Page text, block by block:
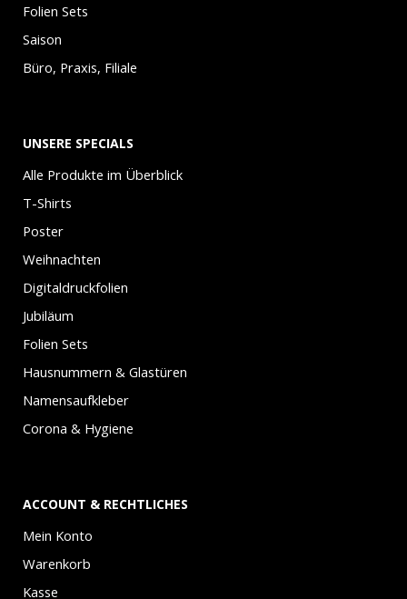
Folien Sets
Saison
Büro, Praxis, Filiale
UNSERE SPECIALS
Alle Produkte im Überblick
T-Shirts
Poster
Weihnachten
Digitaldruckfolien
Jubiläum
Folien Sets
Hausnummern & Glastüren
Namensaufkleber
Corona & Hygiene
ACCOUNT & RECHTLICHES
Mein Konto
Warenkorb
Kasse